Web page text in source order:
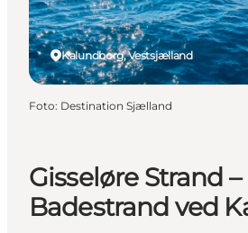
Gisseløre Strand –
Badestrand ved
Kalundborg, Vestsjælland
Foto: Destination Sjælland